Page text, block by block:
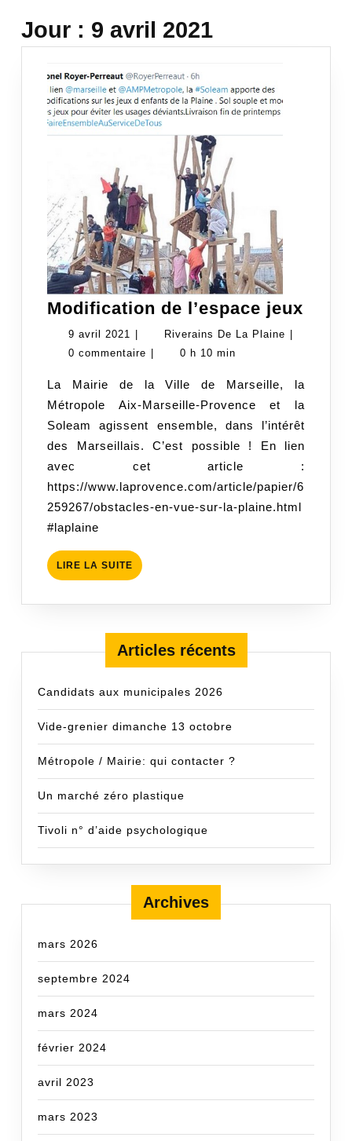
Jour : 9 avril 2021
Modification de l’espace jeux
9 avril 2021
9
avril
Riverains De La Plaine Riverains
Plaine
0 commentaire
0 h 10 min
La Mairie de la Ville de Marseille, la
Métropole Aix-Marseille-Provence et la
Soleam agissent ensemble, dans l’intérêt
des Marseillais. C’est possible ! En lien
avec cet article :
https://www.laprovence.com/article/papier/6
259267/obstacles-en-vue-sur-la-plaine.html
#laplaine
LIRE LA SUITE LIRE
LA
Articles récents
Candidats aux municipales 2026
Vide-grenier dimanche 13 octobre
Métropole / Mairie: qui contacter ?
Un marché zéro plastique
Tivoli n° d’aide psychologique
Archives
mars 2026
septembre 2024
mars 2024
février 2024
avril 2023
mars 2023